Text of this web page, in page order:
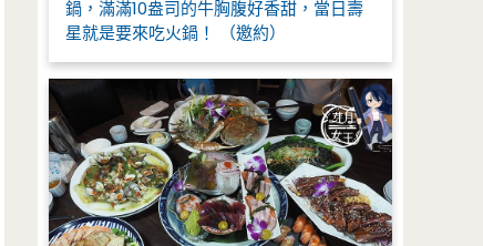
鍋，滿滿10盎司的牛胸腹好香甜，當日壽
星就是要來吃火鍋！ （邀約）